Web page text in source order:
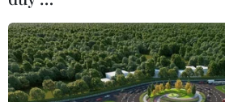
do cho con trai ông
23/12/2016 12:45
Những kẻ chiếm giữ máy bay